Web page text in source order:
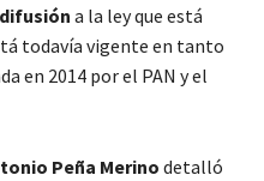
a la ley que está
todavía vigente en tanto
en 2014 por el PAN y el
Peña Merinodetalló